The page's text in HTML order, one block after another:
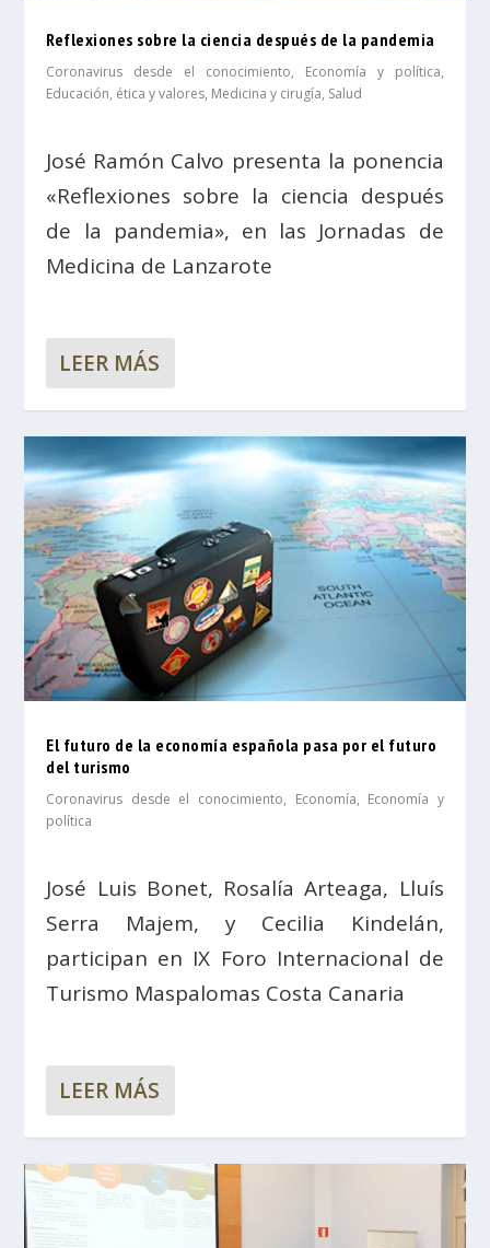
Reflexiones sobre la ciencia después de la pandemia
Coronavirus desde el conocimiento, Economía y política,
Educación, ética y valores, Medicina y cirugía, Salud
José Ramón Calvo presenta la ponencia
«Reflexiones sobre la ciencia después
de la pandemia», en las Jornadas de
Medicina de Lanzarote
LEER MÁS
El futuro de la economía española pasa por el futuro
del turismo
Coronavirus desde el conocimiento, Economía, Economía y
política
José Luis Bonet, Rosalía Arteaga, Lluís
Serra Majem, y Cecilia Kindelán,
participan en IX Foro Internacional de
Turismo Maspalomas Costa Canaria
LEER MÁS